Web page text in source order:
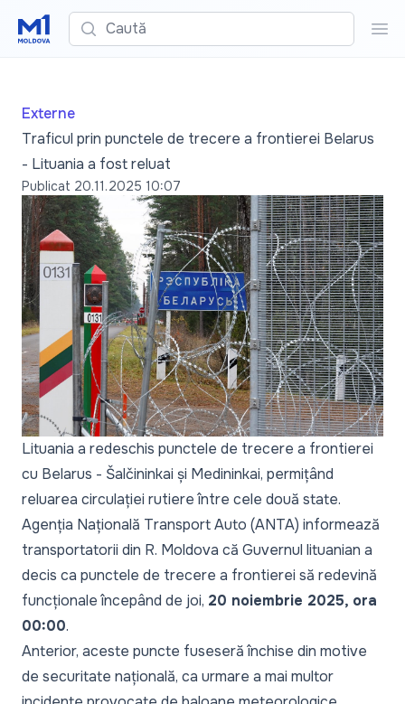
Caută
Externe
Traficul prin punctele de trecere a frontierei Belarus
- Lituania a fost reluat
Publicat 20.11.2025 10:07
Lituania a redeschis punctele de trecere a frontierei
cu Belarus - Šalčininkai și Medininkai, permițând
reluarea circulației rutiere între cele două state.
Agenția Națională Transport Auto (ANTA) informează
transportatorii din R. Moldova că Guvernul lituanian a
decis ca punctele de trecere a frontierei să redevină
funcționale începând de joi, 20 noiembrie 2025, ora
00:00.
Anterior, aceste puncte fuseseră închise din motive
de securitate națională, ca urmare a mai multor